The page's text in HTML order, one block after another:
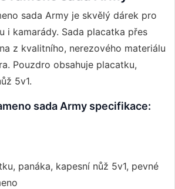
sada Army je skvělý dárek pro
i kamarády. Sada placatka přes
z kvalitního, nerezového materiálu
Pouzdro obsahuje placatku,
5v1.
sada Army specifikace:
panáka, kapesní nůž 5v1, pevné